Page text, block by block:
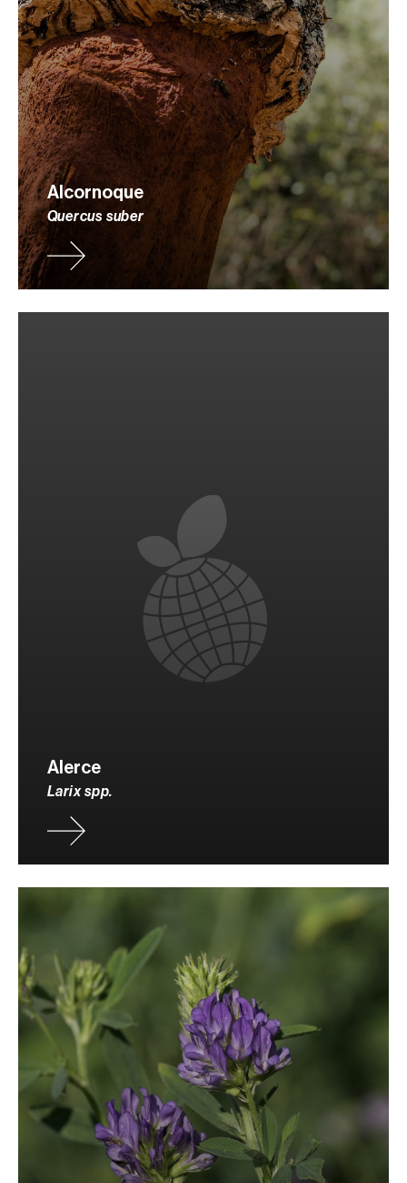
Alcornoque
Quercus suber
Alerce
Larix spp.